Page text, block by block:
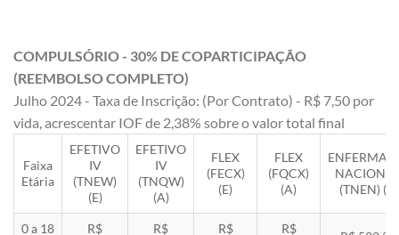
COMPULSÓRIO - 30% DE COPARTICIPAÇÃO
(REEMBOLSO COMPLETO)
Julho 2024 - Taxa de Inscrição: (Por Contrato) - R$ 7,50 por
vida, acrescentar IOF de 2,38% sobre o valor total final
Faixa
Etária
EFETIVO
IV
(TNEW)
(E)
EFETIVO
IV
(TNQW)
(A)
FLEX
(FECX)
(E)
FLEX
(FQCX)
(A)
(TNEN) (E)
0 a 18
R$
R$
R$
R$